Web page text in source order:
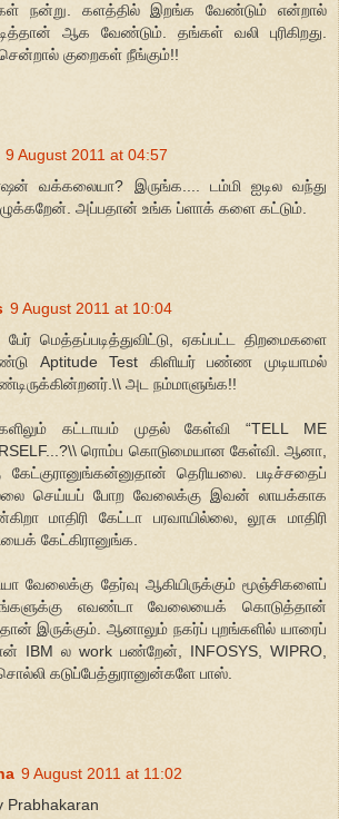
நன்று. களத்தில் இறங்க வேண்டும் என்றால்
ஆக வேண்டும். தங்கள் வலி புரிகிறது.
குறைகள் நீங்கும்!!
9 August 2011 at 04:57
வக்கலையா? இருங்க.... டம்மி ஐடில வந்து
அப்பதான் உங்க ப்ளாக் களை கட்டும்.
9 August 2011 at 10:04
மெத்தப்படித்துவிட்டு, ஏகப்பட்ட திறமைகளை
Aptitude Test கிளியர் பண்ண முடியாமல்
அட நம்மாளுங்க!!
கட்டாயம் முதல் கேள்வி “TELL ME
ரொம்ப கொடுமையான கேள்வி. ஆனா,
தெரியலை. படிச்சதைப்
செய்யப் போற வேலைக்கு இவன் லாயக்காக
மாதிரி கேட்டா பரவாயில்லை, லூசு மாதிரி
கேட்கிரானுங்க.
வேலைக்கு தேர்வு ஆகியிருக்கும் மூஞ்சிகளைப்
எவண்டா வேலையைக் கொடுத்தான்
இருக்கும். ஆனாலும் நகர்ப் புறங்களில் யாரைப்
IBM ல work பண்றேன், INFOSYS, WIPRO,
கடுப்பேத்துரானுன்களே பாஸ்.
9 August 2011 at 11:02
Prabhakaran